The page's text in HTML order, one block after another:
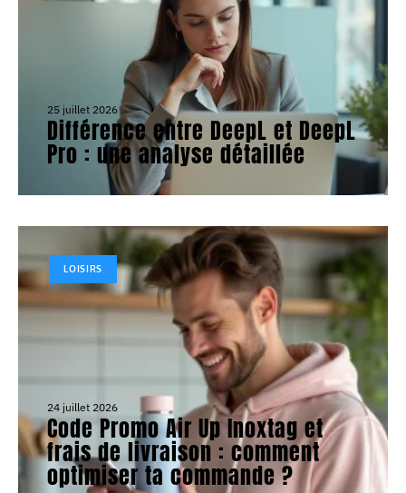
25 juillet 2026
Différence entre DeepL et DeepL
Pro : une analyse détaillée
LOISIRS
24 juillet 2026
Code Promo Air Up Inoxtag et
frais de livraison : comment
optimiser ta commande ?